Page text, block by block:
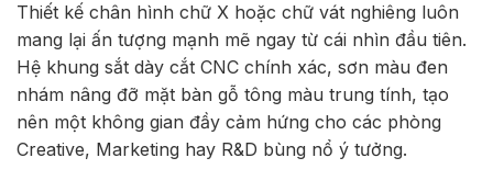
Thiết kế chân hình chữ X hoặc chữ vát nghiêng luôn
mang lại ấn tượng mạnh mẽ ngay từ cái nhìn đầu tiên.
Hệ khung sắt dày cắt CNC chính xác, sơn màu đen
nhám nâng đỡ mặt bàn gỗ tông màu trung tính, tạo
nên một không gian đầy cảm hứng cho các phòng
Creative, Marketing hay R&D bùng nổ ý tưởng.